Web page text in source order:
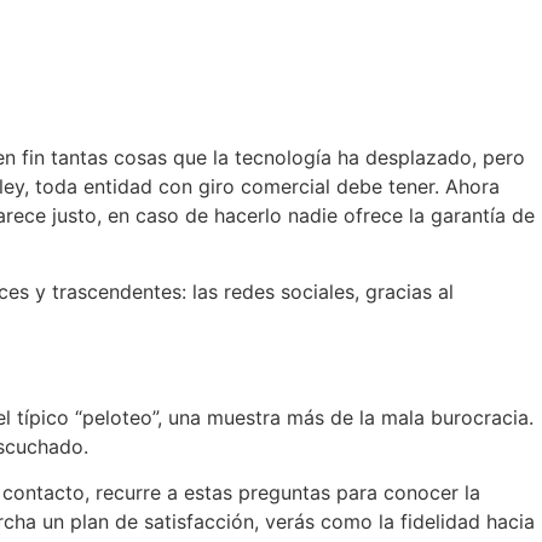
fin tantas cosas que la tecnología ha desplazado, pero
toda entidad con giro comercial debe tener. Ahora
justo, en caso de hacerlo nadie ofrece la garantía de
y trascendentes: las redes sociales, gracias al
“peloteo”, una muestra más de la mala burocracia.
recurre a estas preguntas para conocer la
un plan de satisfacción, verás como la fidelidad hacia